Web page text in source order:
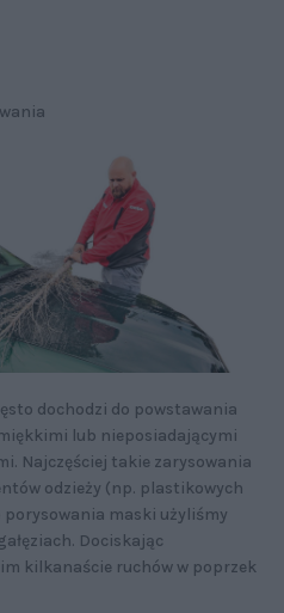
dochodzi do powstawania
lub nieposiadającymi
Najczęściej takie zarysowania
odzieży (np. plastikowych
porysowania maski użyliśmy
Dociskając
kilkanaście ruchów w poprzek